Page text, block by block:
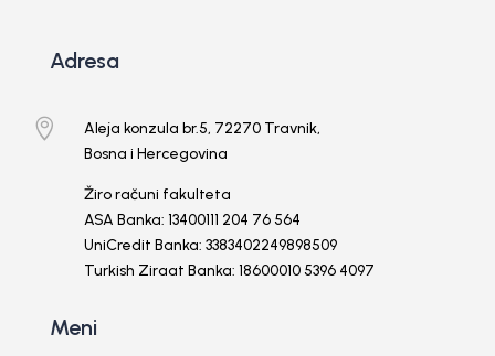
Adresa

Aleja konzula br.5, 72270 Travnik,
Bosna i Hercegovina
Žiro računi fakulteta
ASA Banka: 13400111 204 76 564
UniCredit Banka: 3383402249898509
Turkish Ziraat Banka: 18600010 5396 4097
Meni